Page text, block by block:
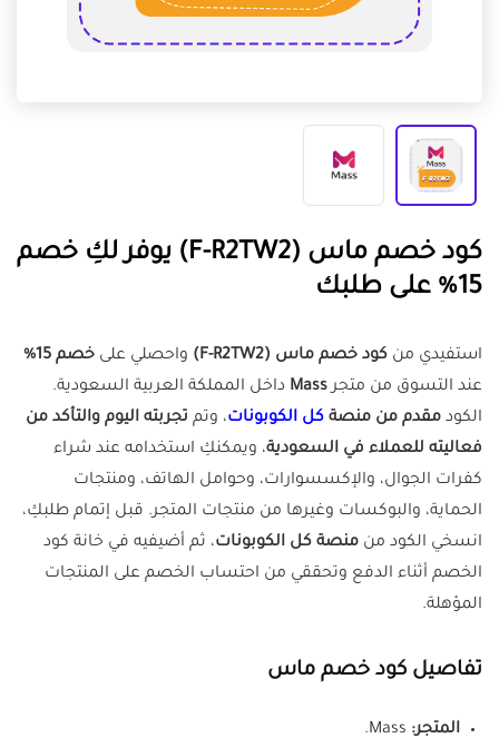
كود خصم ماس (F-R2TW2) يوفر لكِ خصم
15% على طلبك
استفيدي من كود خصم ماس (F-R2TW2) واحصلي على خصم 15%
عند التسوق من متجرMass داخل المملكة العربية السعودية.
الكود مقدم من منصة كل الكوبونات، وتم تجربته اليوم والتأكد من
فعاليته للعملاء في السعودية، ويمكنكِ استخدامه عند شراء
كفرات الجوال، والإكسسوارات، وحوامل الهاتف، ومنتجات
الحماية، والبوكسات وغيرها من منتجات المتجر. قبل إتمام طلبكِ،
انسخي الكود من منصة كل الكوبونات، ثم أضيفيه في خانة كود
الخصم أثناء الدفع وتحققي من احتساب الخصم على المنتجات
المؤهلة.
تفاصيل كود خصم ماس
المتجر: